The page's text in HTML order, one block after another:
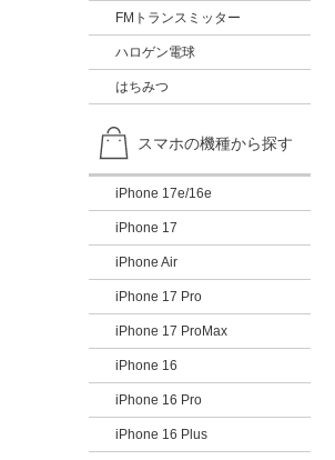
FMトランスミッター
ハロゲン電球
はちみつ
スマホの機種から探す
iPhone 17e/16e
iPhone 17
iPhone Air
iPhone 17 Pro
iPhone 17 ProMax
iPhone 16
iPhone 16 Pro
iPhone 16 Plus